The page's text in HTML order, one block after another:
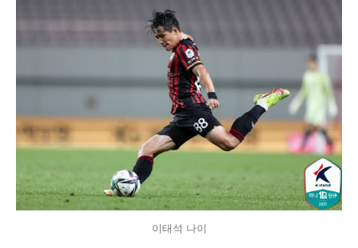
이태석 나이